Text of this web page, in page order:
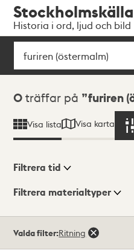
navigationen
huvudinnehållet
Historia i ord, ljud och bild
Sök
Sökresultat
0 träffar på furiren
Visa lista Visa karta
Visningsläge
Filtrera tid
Filtrera materialtyper
träffar
Valda filter:Ritning